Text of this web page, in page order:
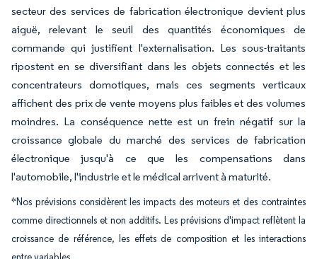
secteur des services de fabrication électronique devient plus
aiguë, relevant le seuil des quantités économiques de
commande qui justifient l'externalisation. Les sous-traitants
ripostent en se diversifiant dans les objets connectés et les
concentrateurs domotiques, mais ces segments verticaux
affichent des prix de vente moyens plus faibles et des volumes
moindres. La conséquence nette est un frein négatif sur la
croissance globale du marché des services de fabrication
électronique jusqu'à ce que les compensations dans
l'automobile, l'industrie et le médical arrivent à maturité.
*Nos prévisions considèrent les impacts des moteurs et des contraintes
comme directionnels et non additifs. Les prévisions d'impact reflètent la
croissance de référence, les effets de composition et les interactions